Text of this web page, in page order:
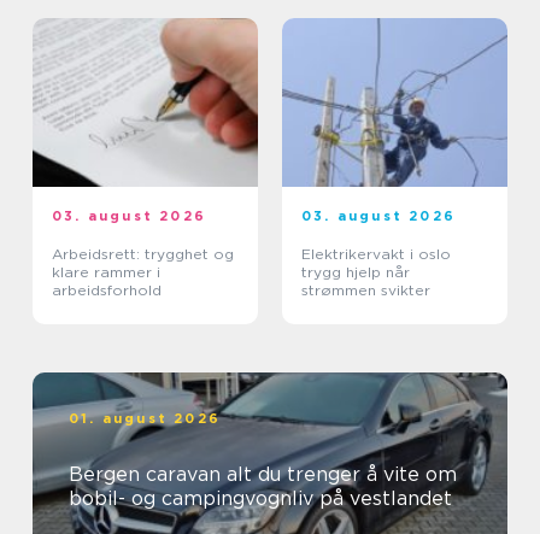
03. august 2026
Arbeidsrett: trygghet og
klare rammer i
arbeidsforhold
03. august 2026
Elektrikervakt i oslo
trygg hjelp når
strømmen svikter
01. august 2026
Bergen caravan alt du trenger å vite om
bobil- og campingvognliv på vestlandet